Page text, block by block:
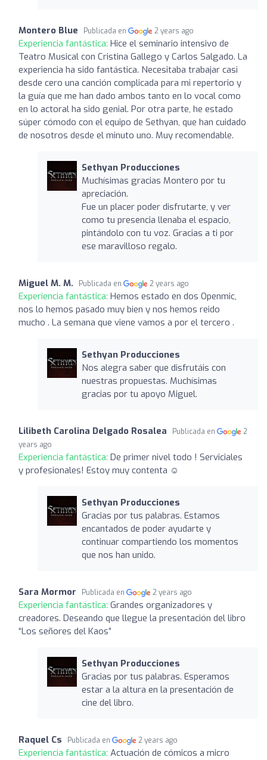
Montero Blue Publicada en 2 years ago
Experiencia fantástica: Hice el seminario intensivo de
Teatro Musical con Cristina Gallego y Carlos Salgado. La
experiencia ha sido fantástica. Necesitaba trabajar casi
desde cero una canción complicada para mi repertorio y
la guía que me han dado ambos tanto en lo vocal como
en lo actoral ha sido genial. Por otra parte, he estado
súper cómodo con el equipo de Sethyan, que han cuidado
de nosotros desde el minuto uno. Muy recomendable.
Sethyan Producciones
Muchísimas gracias Montero por tu
apreciación.
Fue un placer poder disfrutarte, y ver
como tu presencia llenaba el espacio,
pintándolo con tu voz. Gracias a ti por
ese maravilloso regalo.
Miguel M. M. Publicada en 2 years ago
Experiencia fantástica: Hemos estado en dos Openmic,
nos lo hemos pasado muy bien y nos hemos reido
mucho . La semana que viene vamos a por el tercero .
Sethyan Producciones
Nos alegra saber que disfrutáis con
nuestras propuestas. Muchísimas
gracias por tu apoyo Miguel.
Lilibeth Carolina Delgado Rosalea Publicada en
2
years ago
Experiencia fantástica: De primer nivel todo ! Serviciales
y profesionales! Estoy muy contenta ☺️
Sethyan Producciones
Gracias por tus palabras. Estamos
encantados de poder ayudarte y
continuar compartiendo los momentos
que nos han unido.
Sara Mormor Publicada en 2 years ago
Experiencia fantástica: Grandes organizadores y
creadores. Deseando que llegue la presentación del libro
“Los señores del Kaos”
Sethyan Producciones
Gracias por tus palabras. Esperamos
estar a la altura en la presentación de
cine del libro.
Raquel Cs Publicada en 2 years ago
Experiencia fantástica: Actuación de cómicos a micro